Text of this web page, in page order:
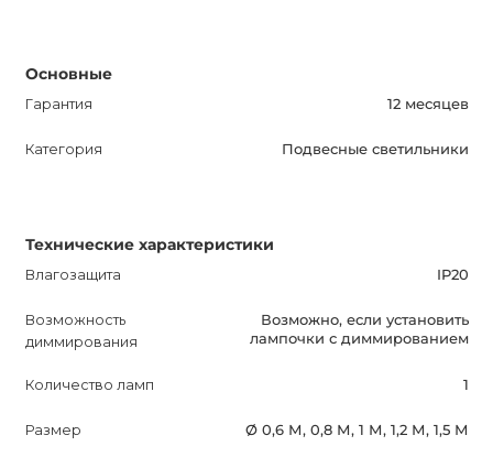
Основные
Гарантия 12 месяцев
Категория Подвесные светильники
Технические характеристики
Влагозащита IP20
Возможность
диммирования
Возможно, если установить
лампочки с диммированием
Количество ламп 1
Размер Ø 0,6 М, 0,8 М, 1 М, 1,2 М, 1,5 М